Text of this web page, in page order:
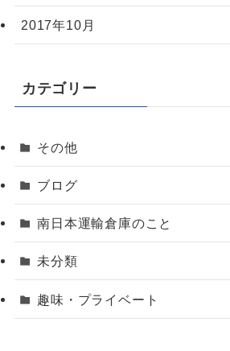
2017年10月
カテゴリー
その他
ブログ
南日本運輸倉庫のこと
未分類
趣味・プライベート